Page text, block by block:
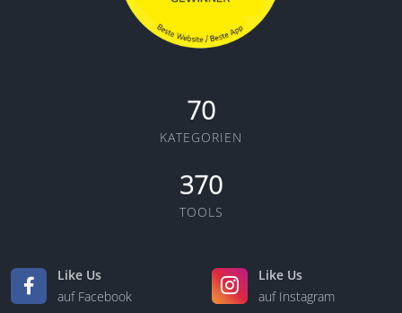
70
KATEGORIEN
370
TOOLS
Like Us
auf Facebook
Like Us
auf Instagram